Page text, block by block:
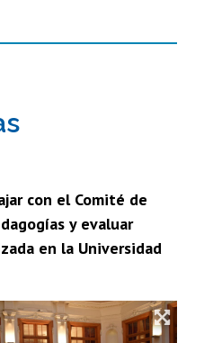
con el Comité de
y evaluar
en la Universidad